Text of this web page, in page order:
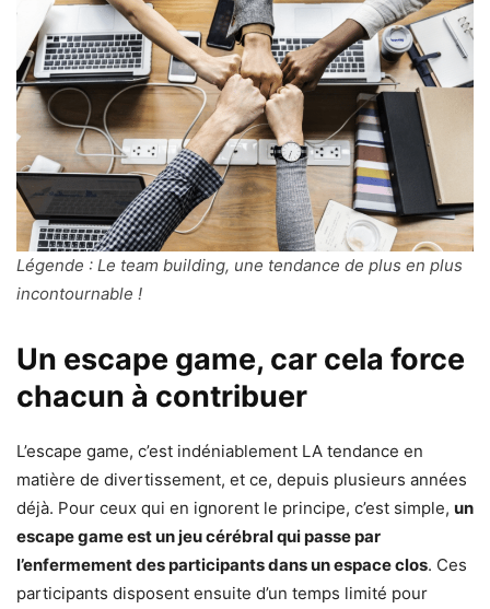
Légende : Le team building, une tendance de plus en plus
incontournable !
Un escape game, car cela force
chacun à contribuer
L’escape game, c’est indéniablement LA tendance en
matière de divertissement, et ce, depuis plusieurs années
déjà. Pour ceux qui en ignorent le principe, c’est simple, un
escape game est un jeu cérébral qui passe par
l’enfermement des participants dans un espace clos. Ces
participants disposent ensuite d’un temps limité pour